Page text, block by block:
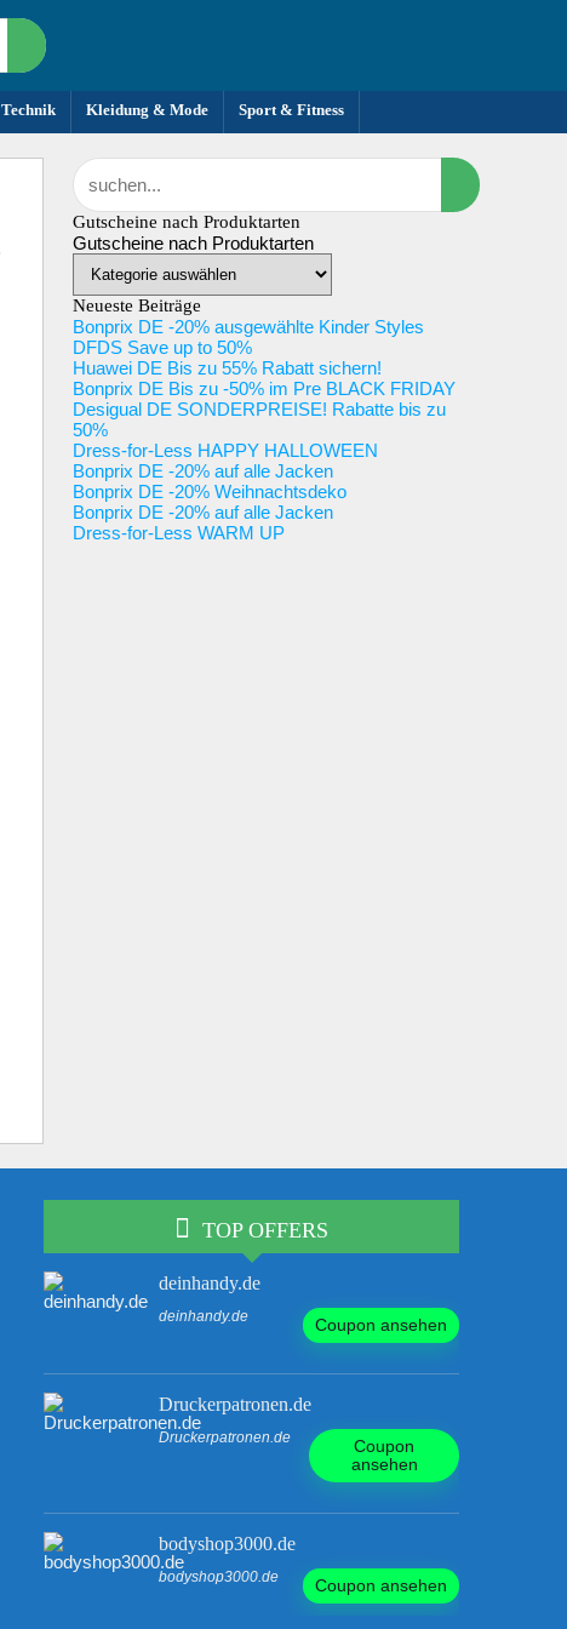
Technik Kleidung & Mode Sport & Fitness
Gutscheine nach Produktarten
Gutscheine nach Produktarten
Neueste Beiträge
Bonprix DE -20% ausgewählte Kinder Styles
DFDS Save up to 50%
Huawei DE Bis zu 55% Rabatt sichern!
Bonprix DE Bis zu -50% im Pre BLACK FRIDAY
Desigual DE SONDERPREISE! Rabatte bis zu
50%
Dress-for-Less HAPPY HALLOWEEN
Bonprix DE -20% auf alle Jacken
Bonprix DE -20% Weihnachtsdeko
Bonprix DE -20% auf alle Jacken
Dress-for-Less WARM UP
TOP OFFERS
deinhandy.de
deinhandy.de Coupon ansehen
Druckerpatronen.de
Druckerpatronen.de
Coupon
ansehen
bodyshop3000.de
bodyshop3000.de Coupon ansehen